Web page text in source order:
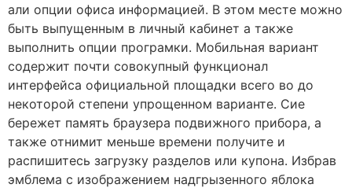
али опции офиса информацией. В этом месте можно
быть выпущенным в личный кабинет а также
выполнить опции програмки. Мобильная вариант
содержит почти совокупный функционал
интерфейса официальной площадки всего во до
некоторой степени упрощенном варианте. Сие
бережет память браузера подвижного прибора, а
также отнимит меньше времени получите и
распишитесь загрузку разделов или купона. Избрав
эмблема с изображением надгрызенного яблока